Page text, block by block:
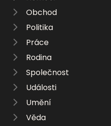
Obchod
Politika
Práce
Rodina
Společnost
Události
Umění
Věda